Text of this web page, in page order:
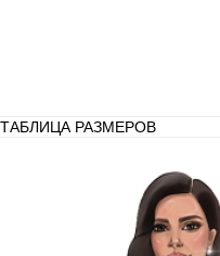
ТАБЛИЦА РАЗМЕРОВ